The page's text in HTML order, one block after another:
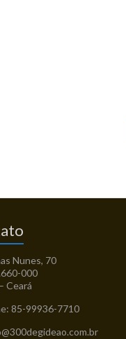
Nunes, 70
000
Ceará
85-99936-7710